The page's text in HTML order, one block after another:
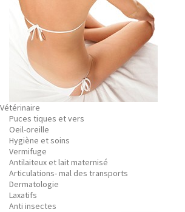
Vétérinaire
Puces tiques et vers
Oeil-oreille
Hygiène et soins
Vermifuge
Antilaiteux et lait maternisé
Articulations- mal des transports
Dermatologie
Laxatifs
Anti insectes